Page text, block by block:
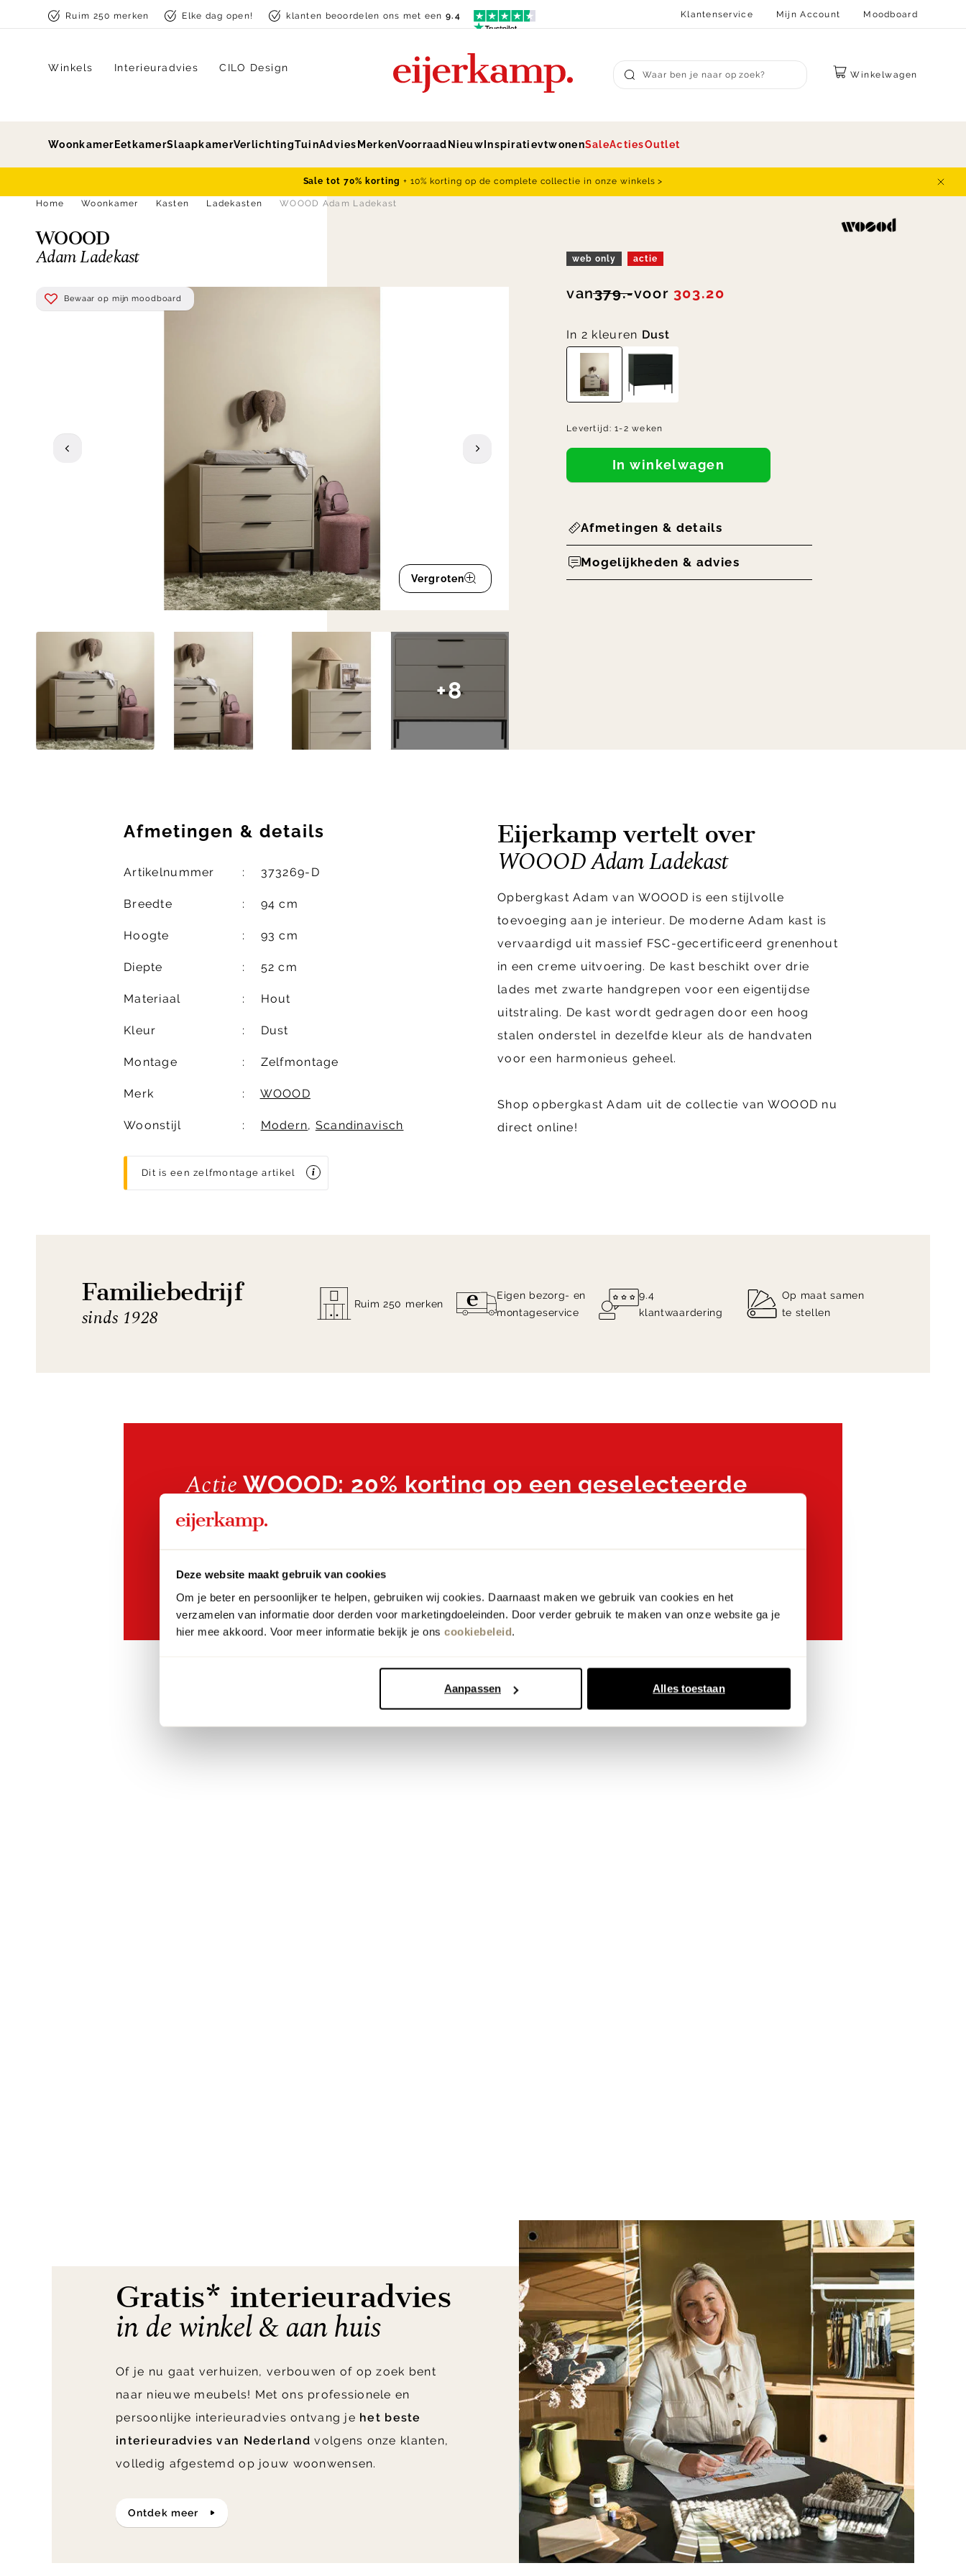
Deze website maakt gebruik van cookies
Om je beter en persoonlijker te helpen, gebruiken wij cookies. Daarnaast maken we gebruik van cookies en het
verzamelen van informatie door derden voor marketingdoeleinden. Door verder gebruik te maken van onze website ga je
hier mee akkoord. Voor meer informatie bekijk je ons cookiebeleid.
Aanpassen Alles toestaan
Skip to contentRuim 250 merken Elke dag open! klanten beoordelen ons met een9.4 Klantenservice Mijn Account Moodboard
Submit search
Winkelwagen
Winkels Interieuradvies CILO Design
Woonkamer EetkamerSlaapkamerVerlichtingTuinAdvies MerkenVoorraad Nieuw InspiratievtwonenSaleActiesOutlet
Sale tot 70% korting + 10% korting op de complete collectie in onze winkels >
Home
Woonkamer Kasten Ladekasten WOOOD Adam Ladekast
WOOOD
Adam Ladekast
Bewaar op mijn moodboard
Vergroten
+8
web only actie
van379.-voor 303.20
In 2 kleuren Dust
Levertijd:1-2 weken
In winkelwagen
Afmetingen & details
Mogelijkheden & advies
Afmetingen & details
Artikelnummer 373269-D
Breedte 94 cm
Hoogte 93 cm
Diepte 52 cm
Materiaal Hout
Kleur Dust
Montage Zelfmontage
Merk WOOOD
Woonstijl Modern, Scandinavisch
Dit is een zelfmontage artikel
Eijerkamp vertelt over
WOOOD Adam Ladekast
Opbergkast Adam van WOOOD is een stijlvolle
toevoeging aan je interieur. De moderne Adam kast is
vervaardigd uit massief FSC-gecertificeerd grenenhout
in een creme uitvoering. De kast beschikt over drie
lades met zwarte handgrepen voor een eigentijdse
uitstraling. De kast wordt gedragen door een hoog
stalen onderstel in dezelfde kleur als de handvaten
voor een harmonieus geheel.
Shop opbergkast Adam uit de collectie van WOOOD nu
direct online!
Familiebedrijf
sinds 1928
Ruim 250 merken
Eigen bezorg- en
montageservice
9.4
klantwaardering
Op maat samen
te stellen
ActieWOOOD: 20% korting op een geselecteerde
collectie
geselecteerde collectie van WOOOD online en in onze woonwinkels!
Gratis* interieuradvies
in de winkel & aan huis
Of je nu gaat verhuizen, verbouwen of op zoek bent
naar nieuwe meubels! Met ons professionele en
persoonlijke interieuradvies ontvang je het beste
interieuradvies van Nederland volgens onze klanten,
volledig afgestemd op jouw woonwensen.
ontdek meer